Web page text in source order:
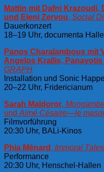
Mattin mit Dafni
und Eleni Zervou, Social
Dauerkonzert
18–19 Uhr, documenta Halle
Panos Charalambous mit
Angelos Krallis,
GRAPH
Installation und Sonic
20–22 Uhr, Fridericianum
Sarah Maldoror,
und Aimé Césaire—le
Filmvorführung
20:30 Uhr, BALi-Kinos
Phia Ménard , Immoral
Performance
20:30 Uhr, Henschel-Hallen